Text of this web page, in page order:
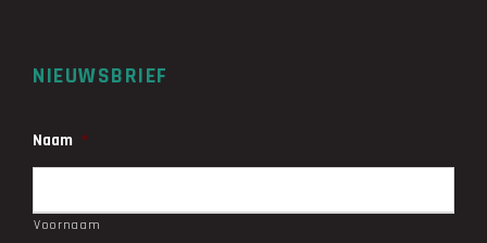
NIEUWSBRIEF
Naam *
Voornaam